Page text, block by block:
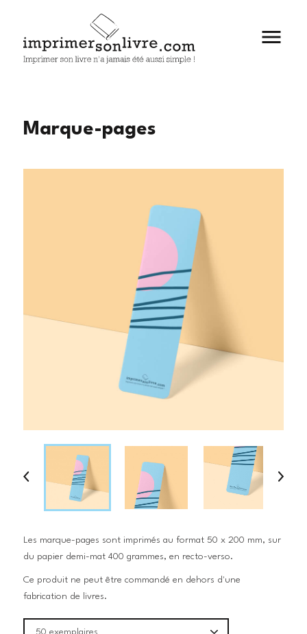

d c
Marque-pages
Les marque-pages sont imprimés au format 50 x 200 mm, sur
du papier demi-mat 400 grammes, en recto-verso.
Ce produit ne peut être commandé en dehors d'une
fabrication de livres.
50 exemplaires